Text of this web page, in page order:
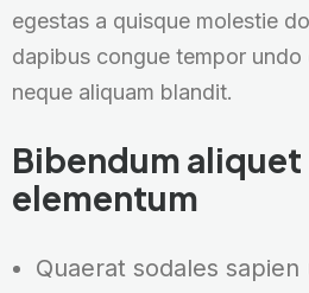
egestas a quisque molestie
dapibus congue tempor
neque aliquam blandit.
Bibendum aliquet
elementum
Quaerat sodales